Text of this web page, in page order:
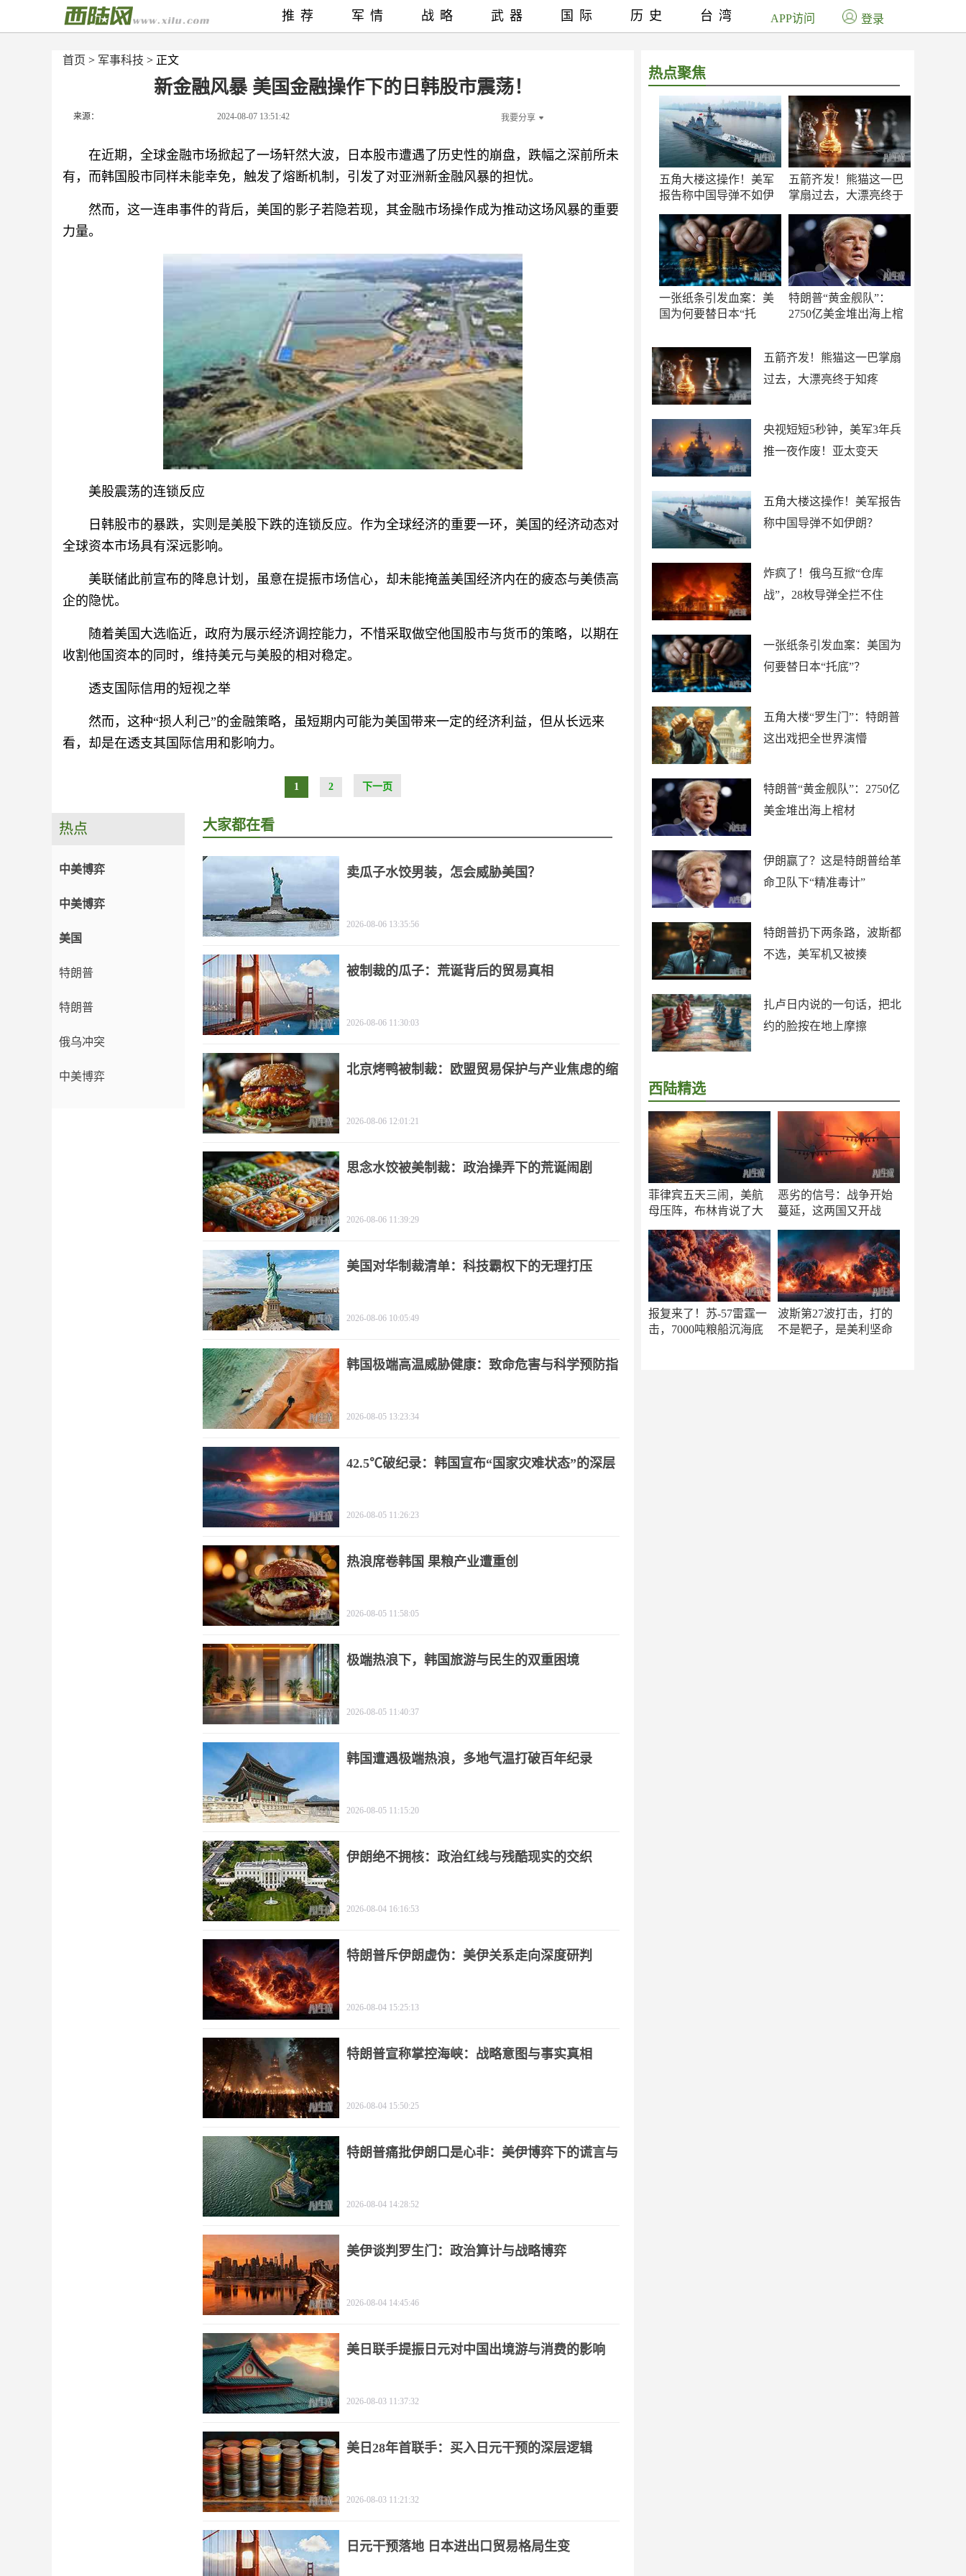
首页 > 军事科技 > 正文
新金融风暴 美国金融操作下的日韩股市震荡！
来源： 2024-08-07 13:51:42 我要分享
在近期，全球金融市场掀起了一场轩然大波，日本股市遭遇了历史性的崩盘，跌幅之深前所未
有，而韩国股市同样未能幸免，触发了熔断机制，引发了对亚洲新金融风暴的担忧。
然而，这一连串事件的背后，美国的影子若隐若现，其金融市场操作成为推动这场风暴的重要
力量。
美股震荡的连锁反应
日韩股市的暴跌，实则是美股下跌的连锁反应。作为全球经济的重要一环，美国的经济动态对
全球资本市场具有深远影响。
美联储此前宣布的降息计划，虽意在提振市场信心，却未能掩盖美国经济内在的疲态与美债高
企的隐忧。
随着美国大选临近，政府为展示经济调控能力，不惜采取做空他国股市与货币的策略，以期在
收割他国资本的同时，维持美元与美股的相对稳定。
透支国际信用的短视之举
然而，这种“损人利己”的金融策略，虽短期内可能为美国带来一定的经济利益，但从长远来
看，却是在透支其国际信用和影响力。
1 2 下一页
热点聚焦
五角大楼这操作！美军
报告称中国导弹不如伊
五箭齐发！熊猫这一巴
掌扇过去，大漂亮终于
一张纸条引发血案：美
国为何要替日本“托
特朗普“黄金舰队”：
2750亿美金堆出海上棺
五箭齐发！熊猫这一巴掌扇
过去，大漂亮终于知疼
央视短短5秒钟，美军3年兵
推一夜作废！亚太变天
五角大楼这操作！美军报告
称中国导弹不如伊朗？
炸疯了！俄乌互掀“仓库
战”，28枚导弹全拦不住
一张纸条引发血案：美国为
何要替日本“托底”？
五角大楼“罗生门”：特朗普
这出戏把全世界演懵
特朗普“黄金舰队”：2750亿
美金堆出海上棺材
伊朗赢了？这是特朗普给革
命卫队下“精准毒计”
特朗普扔下两条路，波斯都
不选，美军机又被揍
扎卢日内说的一句话，把北
约的脸按在地上摩擦
西陆精选
菲律宾五天三闹，美航
母压阵，布林肯说了大
恶劣的信号：战争开始
蔓延，这两国又开战
报复来了！苏-57雷霆一
击，7000吨粮船沉海底
波斯第27波打击，打的
不是靶子，是美利坚命
推荐 军情 战略 武器 国际 历史 台湾 APP访问 登录
热点
中美博弈
中美博弈
美国
特朗普
特朗普
俄乌冲突
中美博弈
大家都在看
卖瓜子水饺男装，怎会威胁美国？
2026-08-06 13:35:56
被制裁的瓜子：荒诞背后的贸易真相
2026-08-06 11:30:03
北京烤鸭被制裁：欧盟贸易保护与产业焦虑的缩
2026-08-06 12:01:21
思念水饺被美制裁：政治操弄下的荒诞闹剧
2026-08-06 11:39:29
美国对华制裁清单：科技霸权下的无理打压
2026-08-06 10:05:49
韩国极端高温威胁健康：致命危害与科学预防指
2026-08-05 13:23:34
42.5℃破纪录：韩国宣布“国家灾难状态”的深层
2026-08-05 11:26:23
热浪席卷韩国 果粮产业遭重创
2026-08-05 11:58:05
极端热浪下，韩国旅游与民生的双重困境
2026-08-05 11:40:37
韩国遭遇极端热浪，多地气温打破百年纪录
2026-08-05 11:15:20
伊朗绝不拥核：政治红线与残酷现实的交织
2026-08-04 16:16:53
特朗普斥伊朗虚伪：美伊关系走向深度研判
2026-08-04 15:25:13
特朗普宣称掌控海峡：战略意图与事实真相
2026-08-04 15:50:25
特朗普痛批伊朗口是心非：美伊博弈下的谎言与
2026-08-04 14:28:52
美伊谈判罗生门：政治算计与战略博弈
2026-08-04 14:45:46
美日联手提振日元对中国出境游与消费的影响
2026-08-03 11:37:32
美日28年首联手：买入日元干预的深层逻辑
2026-08-03 11:21:32
日元干预落地 日本进出口贸易格局生变